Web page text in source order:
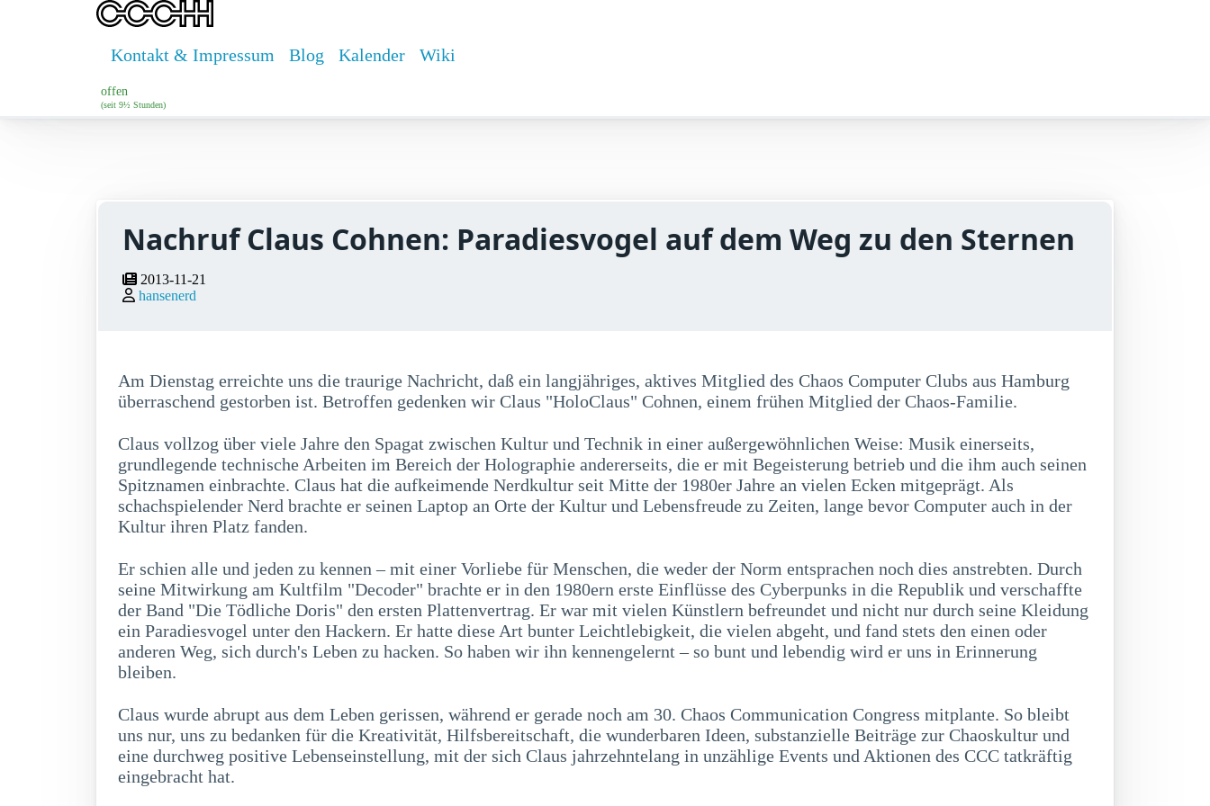
Kontakt & Impressum Blog Kalender Wiki
offen
(seit 9½ Stunden)
Nachruf Claus Cohnen: Paradiesvogel auf dem Weg zu den Sternen
2013-11-21
hansenerd
Am Dienstag erreichte uns die traurige Nachricht, daß ein langjähriges, aktives Mitglied des Chaos Computer Clubs aus Hamburg
überraschend gestorben ist. Betroffen gedenken wir Claus "HoloClaus" Cohnen, einem frühen Mitglied der Chaos-Familie.
Claus vollzog über viele Jahre den Spagat zwischen Kultur und Technik in einer außergewöhnlichen Weise: Musik einerseits,
grundlegende technische Arbeiten im Bereich der Holographie andererseits, die er mit Begeisterung betrieb und die ihm auch seinen
Spitznamen einbrachte. Claus hat die aufkeimende Nerdkultur seit Mitte der 1980er Jahre an vielen Ecken mitgeprägt. Als
schachspielender Nerd brachte er seinen Laptop an Orte der Kultur und Lebensfreude zu Zeiten, lange bevor Computer auch in der
Kultur ihren Platz fanden.
Er schien alle und jeden zu kennen – mit einer Vorliebe für Menschen, die weder der Norm entsprachen noch dies anstrebten. Durch
seine Mitwirkung am Kultfilm "Decoder" brachte er in den 1980ern erste Einflüsse des Cyberpunks in die Republik und verschaffte
der Band "Die Tödliche Doris" den ersten Plattenvertrag. Er war mit vielen Künstlern befreundet und nicht nur durch seine Kleidung
ein Paradiesvogel unter den Hackern. Er hatte diese Art bunter Leichtlebigkeit, die vielen abgeht, und fand stets den einen oder
anderen Weg, sich durch's Leben zu hacken. So haben wir ihn kennengelernt – so bunt und lebendig wird er uns in Erinnerung
bleiben.
Claus wurde abrupt aus dem Leben gerissen, während er gerade noch am 30. Chaos Communication Congress mitplante. So bleibt
uns nur, uns zu bedanken für die Kreativität, Hilfsbereitschaft, die wunderbaren Ideen, substanzielle Beiträge zur Chaoskultur und
eine durchweg positive Lebenseinstellung, mit der sich Claus jahrzehntelang in unzählige Events und Aktionen des CCC tatkräftig
eingebracht hat.